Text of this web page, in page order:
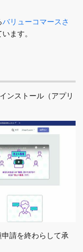
バリューコマースさ
ます。
ンストール（アプリ
請を終わらして承